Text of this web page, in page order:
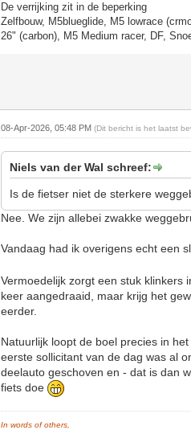
De verrijking zit in de beperking
Zelfbouw, M5blueglide, M5 lowrace
26" (carbon), M5 Medium racer, DF,
08-Apr-2026, 05:48 PM(Dit bericht is het laatst
Niels van der Wal schreef:
Is de fietser niet de sterkere
Nee. We zijn allebei zwakke
Vandaag had ik overigens echt een
Vermoedelijk zorgt een stuk klinkers
keer aangedraaid, maar krijg het
eerder.
Natuurlijk loopt de boel precies in
eerste sollicitant van de dag was al
deelauto geschoven en - dat is dan
fiets doe
In words of others,